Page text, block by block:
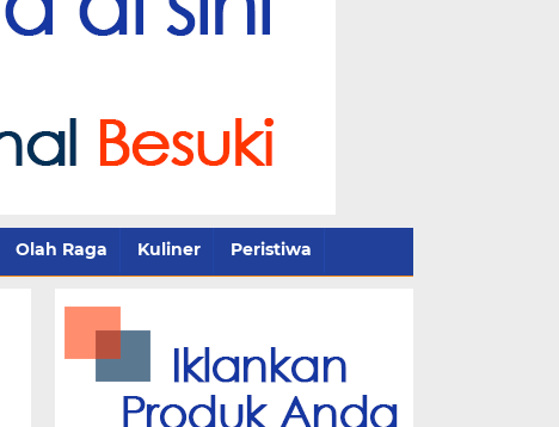
Olah Raga Kuliner Peristiwa